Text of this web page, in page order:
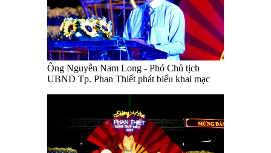
Ông Nguyễn Nam Long - Phó Chủ tịch
UBND Tp. Phan Thiết phát biểu khai mạc